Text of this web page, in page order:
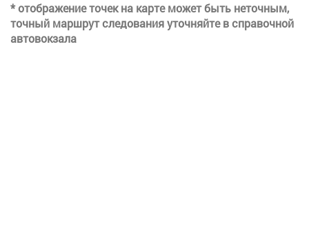
* отображение точек на карте может быть неточным,
точный маршрут следования уточняйте в справочной
автовокзала